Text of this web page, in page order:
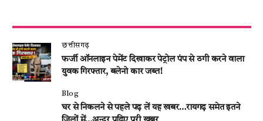
छत्तीसगढ़
फर्जी ऑनलाइन पेमेंट दिखाकर पेट्रोल पंप से ठगी करने वाला
युवक गिरफ्तार, बलेनो कार जब्त!
Blog
घर से निकलने से पहले पढ़ लें यह खबर…रायगढ़ समेत इतने